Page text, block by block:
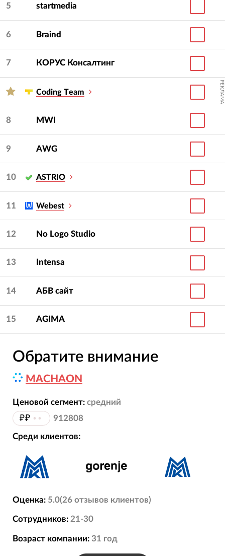
5 startmedia
6 Braind
7 КОРУС Консалтинг
Сoding Тeam РЕКЛАМА
8 MWI
9 AWG
10 ASTRIO
11 Webest
12 No Logo Studio
13 Intensa
14 АБВ сайт
15 AGIMA
Обратите внимание
MACHAON
Ценовой сегмент: средний
₽₽ •• 912808
Среди клиентов:
Оценка: 5.0(26 отзывов клиентов)
Сотрудников: 21-30
Возраст компании: 31 год